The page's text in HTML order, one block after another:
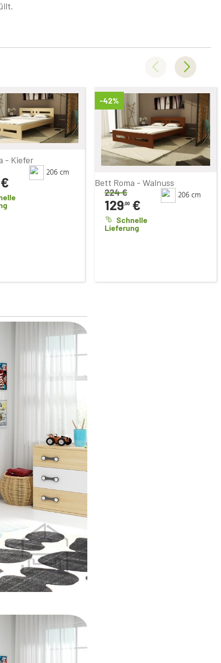
- Kiefer
206 cm
-42%
Bett Roma - Walnuss
224€
129,00 €
Schnelle
Lieferung
206 cm